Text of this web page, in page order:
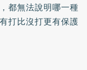
都無法說明哪一種
打比沒打更有保護